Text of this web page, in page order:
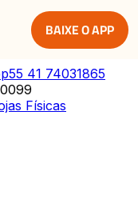
BAIXE O APP
55 41 74031865
Físicas